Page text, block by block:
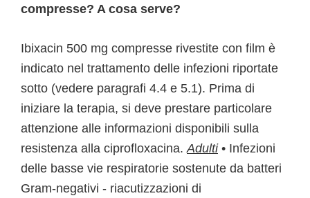
compresse? A cosa serve?
Ibixacin 500 mg compresse rivestite con film è
indicato nel trattamento delle infezioni riportate
sotto (vedere paragrafi 4.4 e 5.1). Prima di
iniziare la terapia, si deve prestare particolare
attenzione alle informazioni disponibili sulla
resistenza alla ciprofloxacina.Adulti • Infezioni
delle basse vie respiratorie sostenute da batteri
Gram-negativi - riacutizzazioni di